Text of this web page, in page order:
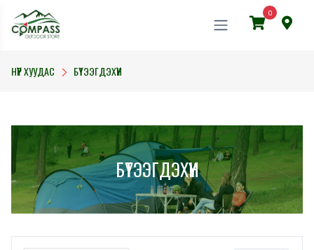
0
НҮҮР ХУУДАС БҮТЭЭГДЭХҮҮН
БҮТЭЭГДЭХҮҮН